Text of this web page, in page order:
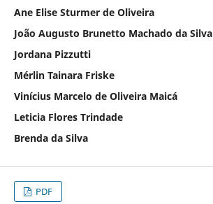
Ane Elise Sturmer de Oliveira
João Augusto Brunetto Machado da Silva
Jordana Pizzutti
Mérlin Tainara Friske
Vinícius Marcelo de Oliveira Maicá
Leticia Flores Trindade
Brenda da Silva
PDF